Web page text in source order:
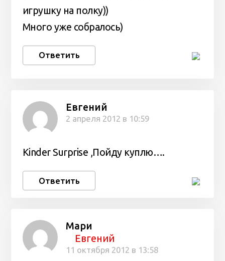
игрушку на полку))
Много уже собралось)
Ответить
Евгений
2 апреля 2012 в 10:59
Kinder Surprise ,Пойду куплю….
Ответить
Мари
Евгений
11 октября 2012 в 13:58